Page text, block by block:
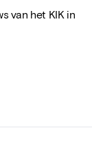
van het KIK in